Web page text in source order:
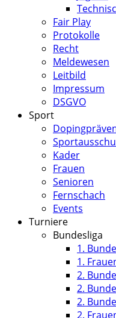
Fair Play
Protokolle
Recht
Meldewesen
Leitbild
Impressum
DSGVO
Sport
Kader
Frauen
Senioren
Fernschach
Events
Turniere
Bundesliga
1.
1.
2.
2.
2.
2.